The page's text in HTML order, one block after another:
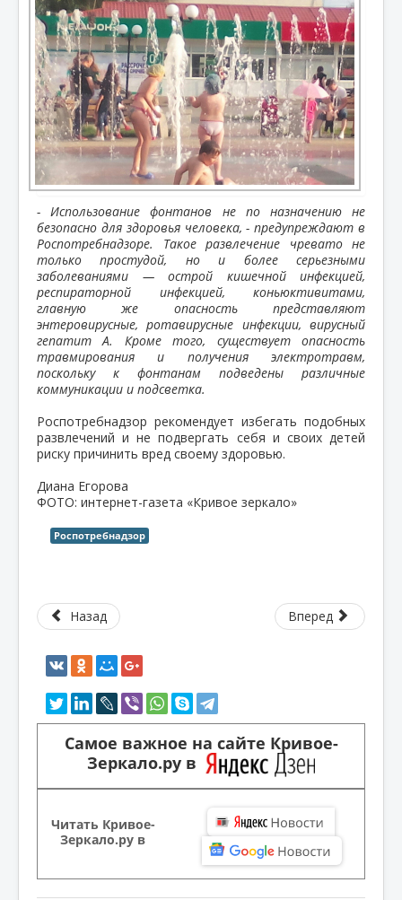
- Использование фонтанов не по назначению не
безопасно для здоровья человека, - предупреждают в
Роспотребнадзоре. Такое развлечение чревато не
только простудой, но и более серьезными
заболеваниями — острой кишечной инфекцией,
респираторной инфекцией, коньюктивитами,
главную же опасность представляют
энтеровирусные, ротавирусные инфекции, вирусный
гепатит А. Кроме того, существует опасность
травмирования и получения электротравм,
поскольку к фонтанам подведены различные
коммуникации и подсветка.
Роспотребнадзор рекомендует избегать подобных
развлечений и не подвергать себя и своих детей
риску причинить вред своему здоровью.
Диана Егорова
ФОТО: интернет-газета «Кривое зеркало»
Роспотребнадзор
Назад Вперед
Самое важное на сайте Кривое-
Зеркало.ру в
Читать Кривое-
Зеркало.ру в